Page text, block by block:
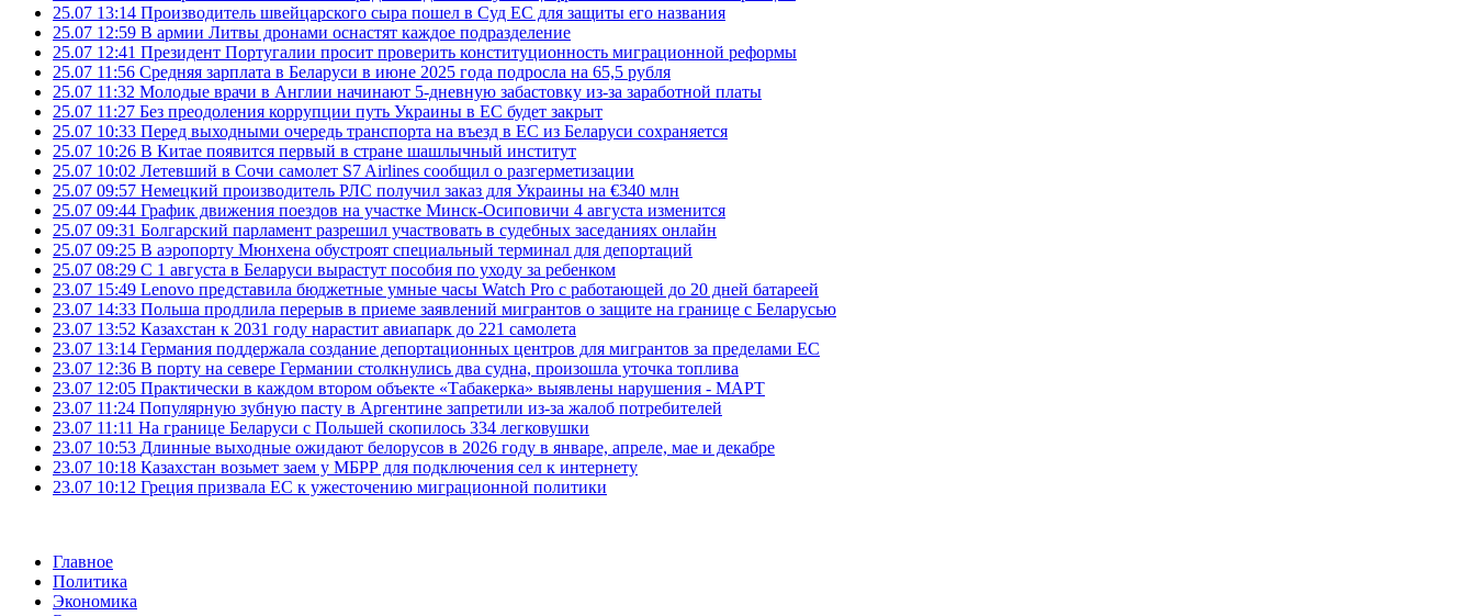
25.07 13:14 Производитель швейцарского сыра пошел в Суд ЕС для защиты его названия
25.07 12:59 В армии Литвы дронами оснастят каждое подразделение
25.07 12:41 Президент Португалии просит проверить конституционность миграционной реформы
25.07 11:56 Средняя зарплата в Беларуси в июне 2025 года подросла на 65,5 рубля
25.07 11:32 Молодые врачи в Англии начинают 5-дневную забастовку из-за заработной платы
25.07 11:27 Без преодоления коррупции путь Украины в ЕС будет закрыт
25.07 10:33 Перед выходными очередь транспорта на въезд в ЕС из Беларуси сохраняется
25.07 10:26 В Китае появится первый в стране шашлычный институт
25.07 10:02 Летевший в Сочи самолет S7 Airlines сообщил о разгерметизации
25.07 09:57 Немецкий производитель РЛС получил заказ для Украины на €340 млн
25.07 09:44 График движения поездов на участке Минск-Осиповичи 4 августа изменится
25.07 09:31 Болгарский парламент разрешил участвовать в судебных заседаниях онлайн
25.07 09:25 В аэропорту Мюнхена обустроят специальный терминал для депортаций
25.07 08:29 С 1 августа в Беларуси вырастут пособия по уходу за ребенком
23.07 15:49 Lenovo представила бюджетные умные часы Watch Pro с работающей до 20 дней батареей
23.07 14:33 Польша продлила перерыв в приеме заявлений мигрантов о защите на границе с Беларусью
23.07 13:52 Казахстан к 2031 году нарастит авиапарк до 221 самолета
23.07 13:14 Германия поддержала создание депортационных центров для мигрантов за пределами ЕС
23.07 12:36 В порту на севере Германии столкнулись два судна, произошла уточка топлива
23.07 12:05 Практически в каждом втором объекте «Табакерка» выявлены нарушения - МАРТ
23.07 11:24 Популярную зубную пасту в Аргентине запретили из-за жалоб потребителей
23.07 11:11 На границе Беларуси с Польшей скопилось 334 легковушки
23.07 10:53 Длинные выходные ожидают белорусов в 2026 году в январе, апреле, мае и декабре
23.07 10:18 Казахстан возьмет заем у МБРР для подключения сел к интернету
23.07 10:12 Греция призвала ЕС к ужесточению миграционной политики
Главное
Политика
Экономика